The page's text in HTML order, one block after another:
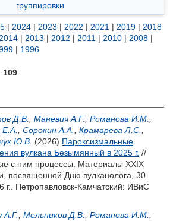
группировки
| 2024 | 2023 | 2022 | 2021 | 2019 | 2018
2014 | 2013 | 2012 | 2011 | 2010 | 2008 |
| 1996
109
Д.В. Маневич А.Г. Романова И.М.
Сорокин А.А. Крамарева Л.С.
Ю.В. (2026) Пароксизмальные
вулкана Безымянный в 2025 г. //
с ним процессы. Материалы XXIX
посвященной Дню вулканолога, 30
г.. Петропавловск-Камчатский: ИВиС
А.Г. Мельников Д.В. Романова И.М.